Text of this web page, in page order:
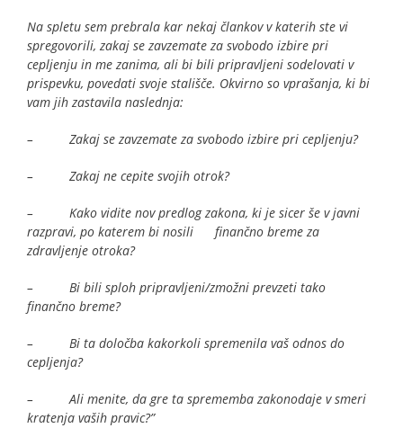
Na spletu sem prebrala kar nekaj člankov v katerih ste vi
spregovorili, zakaj se zavzemate za svobodo izbire pri
cepljenju in me zanima, ali bi bili pripravljeni sodelovati v
prispevku, povedati svoje stališče. Okvirno so vprašanja, ki bi
vam jih zastavila naslednja:
– Zakaj se zavzemate za svobodo izbire pri cepljenju?
– Zakaj ne cepite svojih otrok?
– Kako vidite nov predlog zakona, ki je sicer še v javni
razpravi, po katerem bi nosili finančno breme za
zdravljenje otroka?
– Bi bili sploh pripravljeni/zmožni prevzeti tako
finančno breme?
– Bi ta določba kakorkoli spremenila vaš odnos do
cepljenja?
– Ali menite, da gre ta sprememba zakonodaje v smeri
kratenja vaših pravic?”